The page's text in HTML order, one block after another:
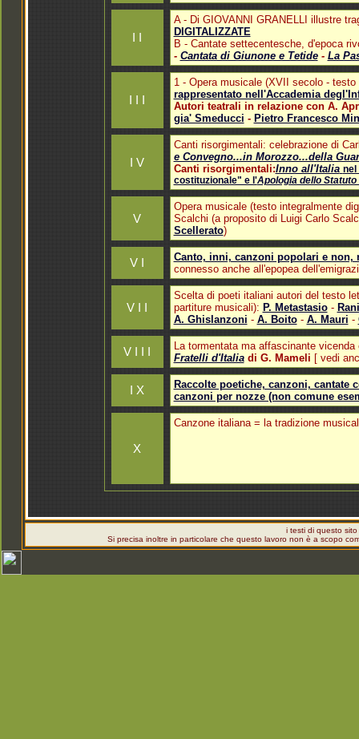
I I
A - Di GIOVANNI GRANELLI illustre
DIGITALIZZATE
B - Cantate settecentesche, d'epoca
- Cantata di Giunone e Tetide- La
I I I
1 - Opera musicale (XVII secolo -
rappresentato nell'Accademia
Autori teatrali in relazione con A.
gia' Smeducci - Pietro Francesco
I V
Canti risorgimentali: celebrazione di
e Convegno...in Morozzo...della
Canti risorgimentali:Inno all'Italia nel
costituzionale" e l'Apologia dello
V
Opera musicale (testo integralmente
Scalchi (a proposito di Luigi Carlo
Scellerato)
V I
Canto, inni, canzoni popolari e
connesso anche all'epopea
V I I
Scelta di poeti italiani autori del testo
partiture musicali): P. Metastasio-
A. Ghislanzoni - A. Boito- A. Mauri -
V I I I
La tormentata ma affascinante
Fratelli d'Italiadi G. Mameli [ vedi
I X
Raccolte poetiche, canzoni, cantate
canzoni per nozze (non comune
X
Canzone italiana = la tradizione
i testi di questo
Si precisa inoltre in particolare che questo lavoro non è a scopo